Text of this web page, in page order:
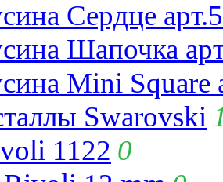
Сердце
Шапочка
Mini Square
Swarovski
1122 0